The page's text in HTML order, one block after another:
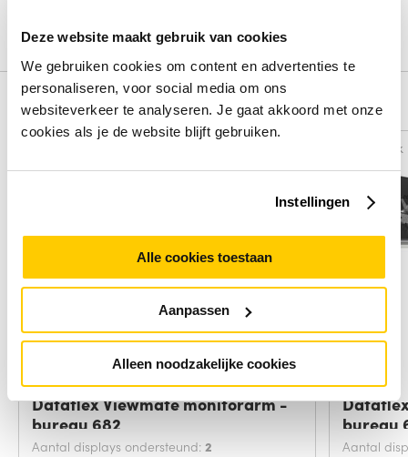
Deze website maakt gebruik van cookies
We gebruiken cookies om content en advertenties te
personaliseren, voor social media om ons
websiteverkeer te analyseren. Je gaat akkoord met onze
cookies als je de website blijft gebruiken.
Instellingen
Alle cookies toestaan
Aanpassen
Alleen noodzakelijke cookies
Schrijf een review
Alternatieven
Dataflex Viewmate monitorarm -
bureau 682
Aantal displays ondersteund: 2
Vergelijk
bureau
Aantal